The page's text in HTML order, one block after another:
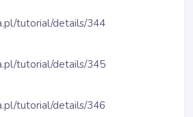
tutorial/details/344
tutorial/details/345
tutorial/details/346